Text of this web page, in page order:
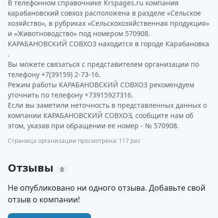
В телефонном справочнике Krspages.ru компания
карабановский совхоз расположена в разделе «Сельское
хозяйство», в рубриках «Сельскохозяйственная продукция»
и «Животноводство» под номером 570908.
КАРАБАНОВСКИЙ СОВХОЗ находится в городе Карабановка
.
Вы можете связаться с представителем организации по
телефону +7(39159) 2-73-16.
Режим работы КАРАБАНОВСКИЙ СОВХОЗ рекомендуем
уточнить по телефону +73915927316.
Если вы заметили неточность в представленных данных о
компании КАРАБАНОВСКИЙ СОВХОЗ, сообщите нам об
этом, указав при обращении ее номер - № 570908.
Страница организации просмотрена: 117 раз
Отзывы 0
Не опубликовано ни одного отзыва. Добавьте свой
отзыв о компании!